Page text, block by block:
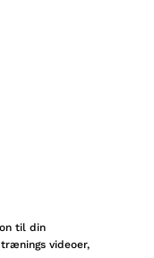
til din
videoer,